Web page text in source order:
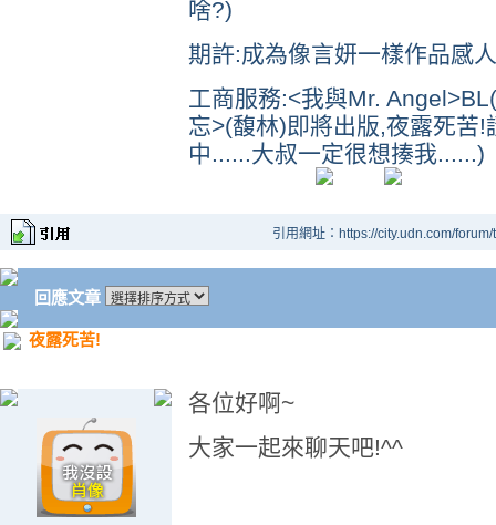
啥?)
期許:成為像言妍一樣作品感
工商服務:<我與Mr.
忘>(馥林)即將出版,夜露死苦
中......大叔一定很想揍我......)
引用網址：https://city.udn.com/
回應文章
夜露死苦!
各位好啊~
大家一起來聊天吧!^^